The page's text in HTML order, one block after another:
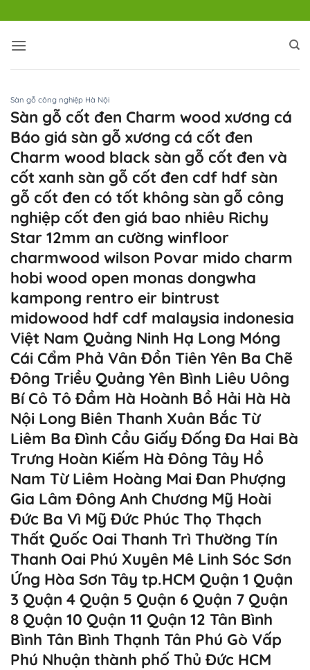
qua
nội
Sàn gỗ công nghiệp Hà Nội
Sàn gỗ cốt đen Charm wood xương cá
Báo giá sàn gỗ xương cá cốt đen
Charm wood black sàn gỗ cốt đen và
cốt xanh sàn gỗ cốt đen cdf hdf sàn
gỗ cốt đen có tốt không sàn gỗ công
nghiệp cốt đen giá bao nhiêu Richy
Star 12mm an cường winfloor
charmwood wilson Povar mido charm
hobi wood open monas dongwha
kampong rentro eir bintrust
midowood hdf cdf malaysia indonesia
Việt Nam Quảng Ninh Hạ Long Móng
Cái Cẩm Phả Vân Đồn Tiên Yên Ba Chẽ
Đông Triều Quảng Yên Bình Liêu Uông
Bí Cô Tô Đầm Hà Hoành Bồ Hải Hà Hà
Nội Long Biên Thanh Xuân Bắc Từ
Liêm Ba Đình Cầu Giấy Đống Đa Hai Bà
Trưng Hoàn Kiếm Hà Đông Tây Hồ
Nam Từ Liêm Hoàng Mai Đan Phượng
Gia Lâm Đông Anh Chương Mỹ Hoài
Đức Ba Vì Mỹ Đức Phúc Thọ Thạch
Thất Quốc Oai Thanh Trì Thường Tín
Thanh Oai Phú Xuyên Mê Linh Sóc Sơn
Ứng Hòa Sơn Tây tp.HCM Quận 1 Quận
3 Quận 4 Quận 5 Quận 6 Quận 7 Quận
8 Quận 10 Quận 11 Quận 12 Tân Bình
Bình Tân Bình Thạnh Tân Phú Gò Vấp
Phú Nhuận thành phố Thủ Đức HCM